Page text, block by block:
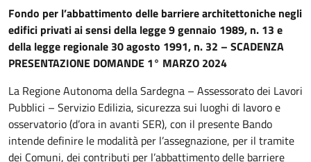
Fondo per l’abbattimento delle barriere architettoniche negli
edifici privati ai sensi della legge 9 gennaio 1989, n. 13 e
della legge regionale 30 agosto 1991, n. 32 – SCADENZA
PRESENTAZIONE DOMANDE 1° MARZO 2024
La Regione Autonoma della Sardegna – Assessorato dei Lavori
Pubblici – Servizio Edilizia, sicurezza sui luoghi di lavoro e
osservatorio (d’ora in avanti SER), con il presente Bando
intende definire le modalità per l’assegnazione, per il tramite
dei Comuni, dei contributi per l’abbattimento delle barriere